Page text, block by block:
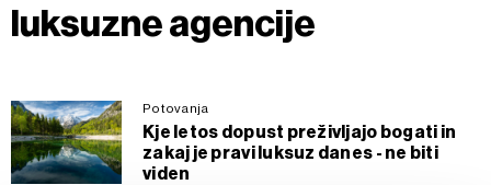
luksuzne agencije
Potovanja
Kje letos dopust preživljajo bogati in
zakaj je pravi luksuz danes - ne biti
viden